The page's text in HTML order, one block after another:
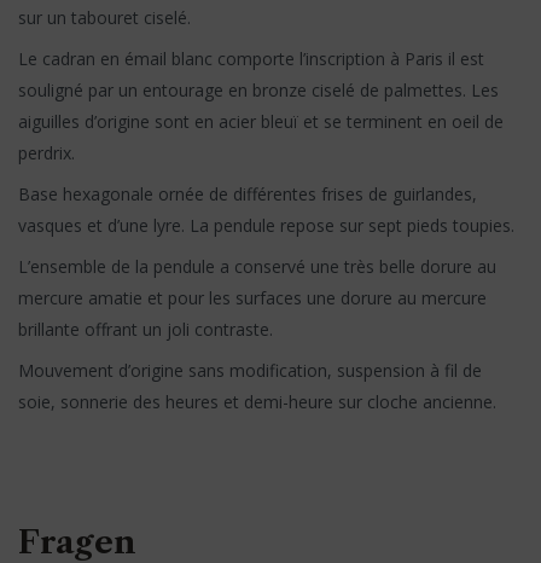
sur un tabouret ciselé.
Le cadran en émail blanc comporte l’inscription à Paris il est
souligné par un entourage en bronze ciselé de palmettes. Les
aiguilles d’origine sont en acier bleuï et se terminent en oeil de
perdrix.
Base hexagonale ornée de différentes frises de guirlandes,
vasques et d’une lyre. La pendule repose sur sept pieds toupies.
L’ensemble de la pendule a conservé une très belle dorure au
mercure amatie et pour les surfaces une dorure au mercure
brillante offrant un joli contraste.
Mouvement d’origine sans modification, suspension à fil de
soie, sonnerie des heures et demi-heure sur cloche ancienne.
Fragen